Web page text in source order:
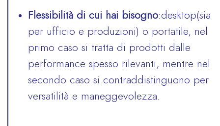
Flessibilità di cui hai bisogno:desktop(sia
per ufficio e produzioni) o portatile, nel
primo caso si tratta di prodotti dalle
performance spesso rilevanti, mentre nel
secondo caso si contraddistinguono per
versatilità e maneggevolezza.